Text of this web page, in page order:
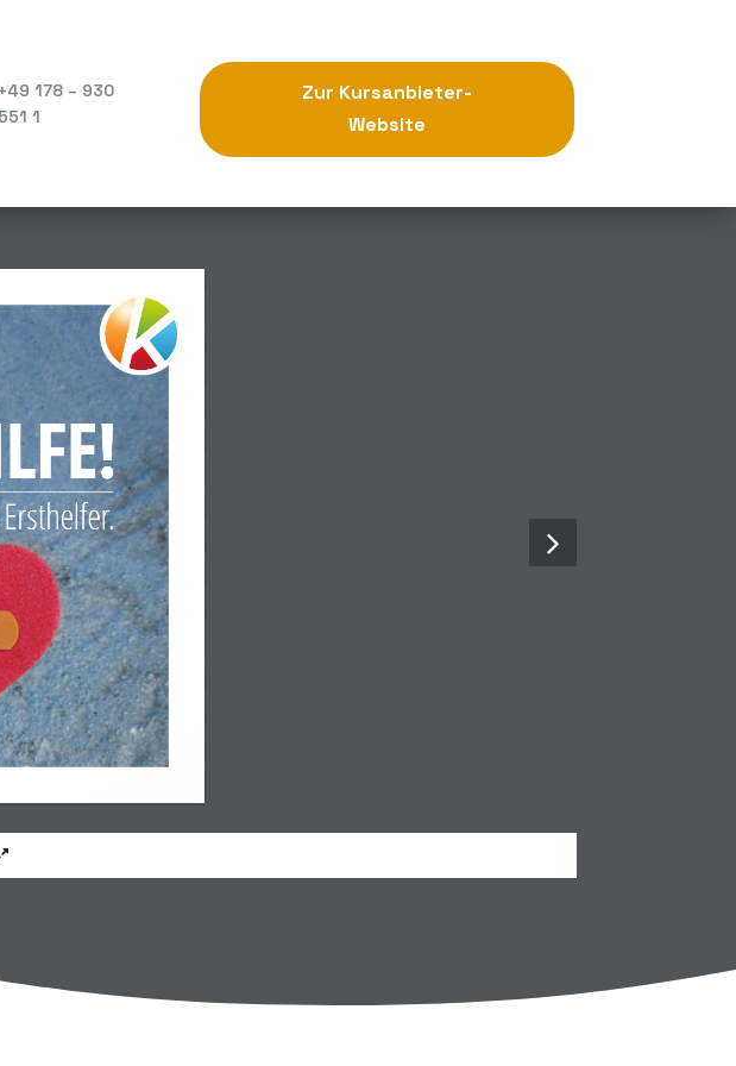
+49 178 – 930
551 1
Zur Kursanbieter-
Website